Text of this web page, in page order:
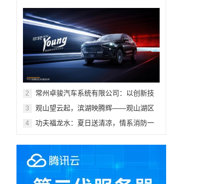
2
常州卓骏汽车系统有限公司：以创新技
行业标杆
3
观山望云起，滨湖映腾辉——观山湖区
盛大开幕
4
功夫福龙水：夏日送清凉，情系消防一